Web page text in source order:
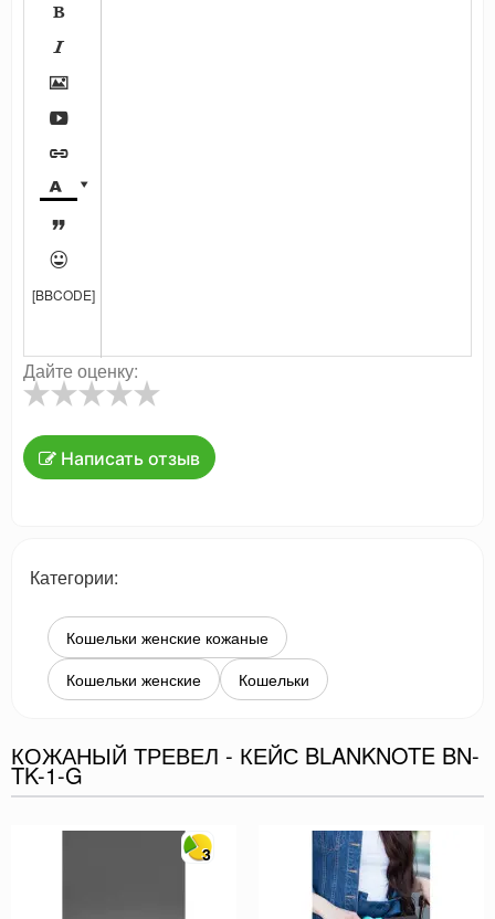









[BBCODE]
Дайте оценку:
Написать отзыв
Категории:
Кошельки женские кожаные
Кошельки женские
Кошельки
КОЖАНЫЙ ТРЕВЕЛ - КЕЙС BLANKNOTE BN-
TK-1-G
3